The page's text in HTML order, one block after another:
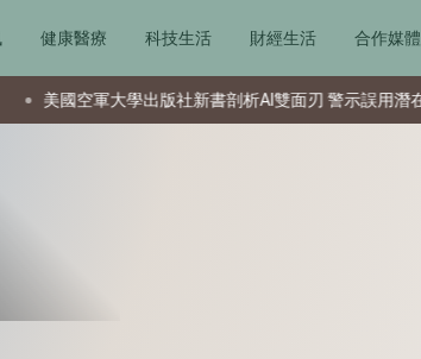
健康醫療 科技生活 財經生活 合作媒體
軍大學出版社新書剖析AI雙面刃 警示誤用潛在風險